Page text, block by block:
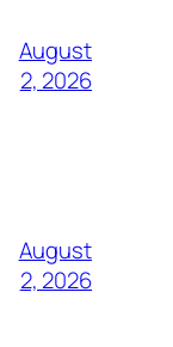
August
2, 2026
August
2, 2026